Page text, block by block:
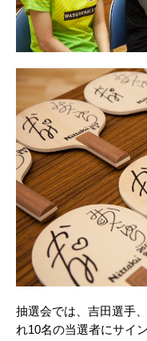
抽選会では、吉田選手
れ10名の当選者にサイ